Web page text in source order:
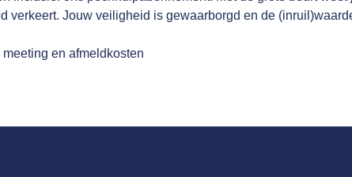
verkeert. Jouw veiligheid is gewaarborgd en de
en afmeldkosten